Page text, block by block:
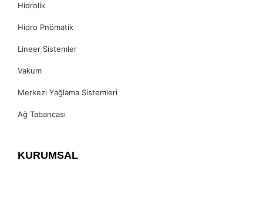
Hidrolik
Hidro Pnömatik
Lineer Sistemler
Vakum
Merkezi Yağlama Sistemleri
Ağ Tabancası
KURUMSAL